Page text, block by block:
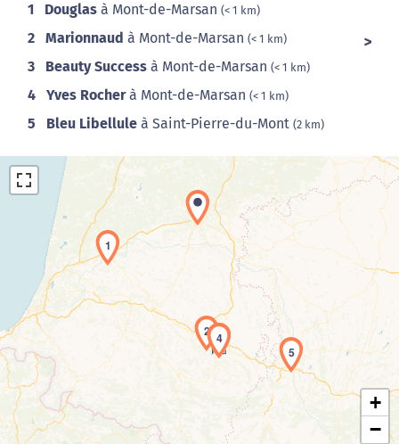
1 Douglas à Mont-de-Marsan (< 1 km)
2 Marionnaud à Mont-de-Marsan (< 1 km)
3 Beauty Success à Mont-de-Marsan (< 1 km)
4 Yves Rocherà Mont-de-Marsan (< 1 km)
5 Bleu Libellule à Saint-Pierre-du-Mont (2 km)
Chargement de la carte en cours...
1
2 3
4
5
+
−